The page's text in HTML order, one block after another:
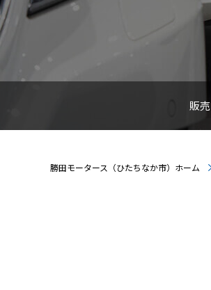
販売
勝田モータース（ひたちなか市）ホーム